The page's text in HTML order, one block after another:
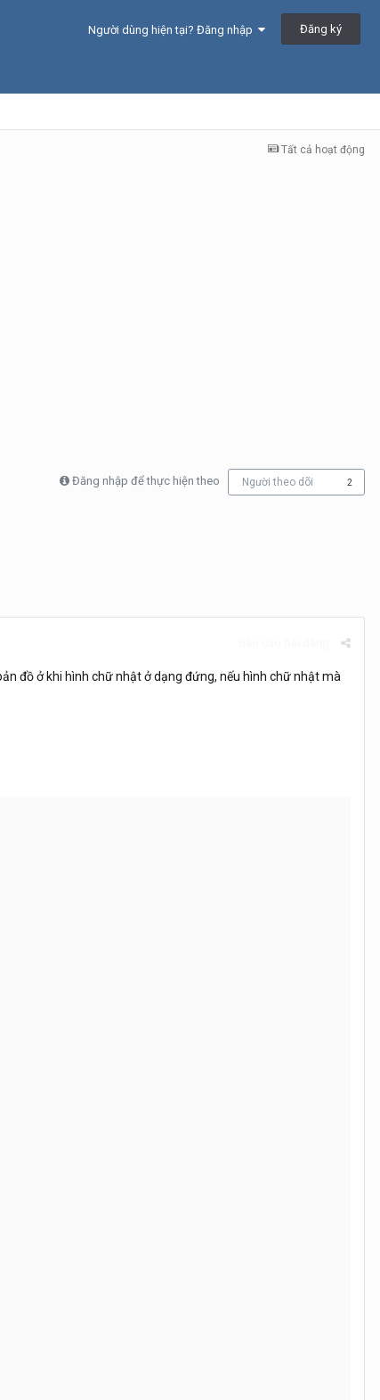
Người dùng hiện tại? Đăng nhập Đăng ký
Tất cả hoạt động
Đăng nhập để thực hiện theo Người theo dõi 2
đồ ở khi hình chữ nhật ở dạng đứng, nếu hình chữ nhật mà